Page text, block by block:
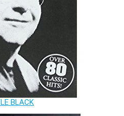
BLACK